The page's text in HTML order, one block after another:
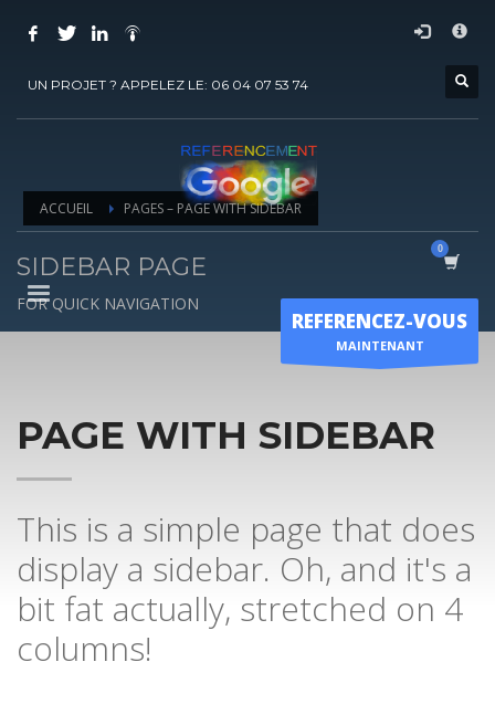
COMMENT ACHETER UN PRESTATION DE
Ajouter la prestation au panier
Vous recevrez sous 5 jours ouvrés un mail deconfirmationde
Horaire d'ouverture
UN PROJET ? APPELEZ LE: 06 04 07 53 74
REFERENCEZ-VOUS
MAINTENANT
ACCUEIL PAGES – PAGE WITH SIDEBAR
SIDEBAR PAGE
FOR QUICK NAVIGATION
PAGE WITH SIDEBAR
This is a simple page that does
display a sidebar. Oh, and it's a
bit fat actually, stretched on 4
columns!